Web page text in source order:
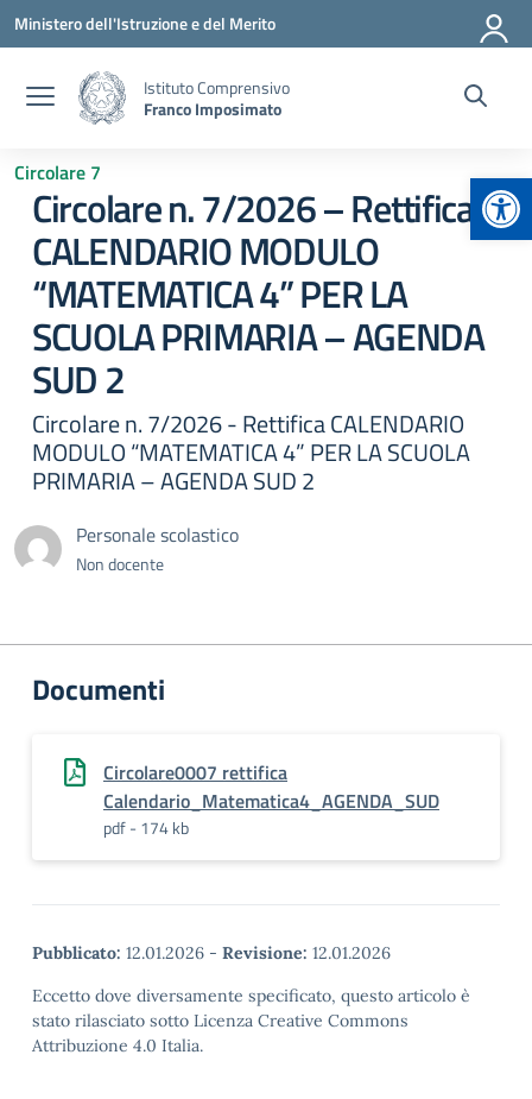
Vai ai contenuti
Vai al menu di navigazione
Vai al footer
Ministero dell'Istruzione e del Merito
Istituto Comprensivo
Franco Imposimato
Circolare 7
Circolare n. 7/2026 – Rettifica
CALENDARIO MODULO
“MATEMATICA 4” PER LA
SCUOLA PRIMARIA – AGENDA
SUD 2
Circolare n. 7/2026 - Rettifica CALENDARIO
MODULO “MATEMATICA 4” PER LA SCUOLA
PRIMARIA – AGENDA SUD 2
Personale scolastico
Non docente
Documenti
Circolare0007 rettifica
Calendario_Matematica4_AGENDA_SUD
pdf - 174 kb
Pubblicato: 12.01.2026 - Revisione: 12.01.2026
Eccetto dove diversamente specificato, questo articolo è
stato rilasciato sotto Licenza Creative Commons
Attribuzione 4.0 Italia.